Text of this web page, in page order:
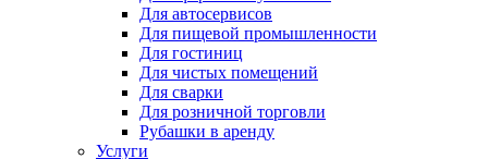
Для автосервисов
Для пищевой промышленности
Для гостиниц
Для чистых помещений
Для сварки
Для розничной торговли
Рубашки в аренду
Услуги